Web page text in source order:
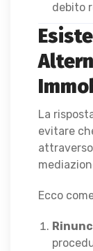
debito
La
evitare
Ecco